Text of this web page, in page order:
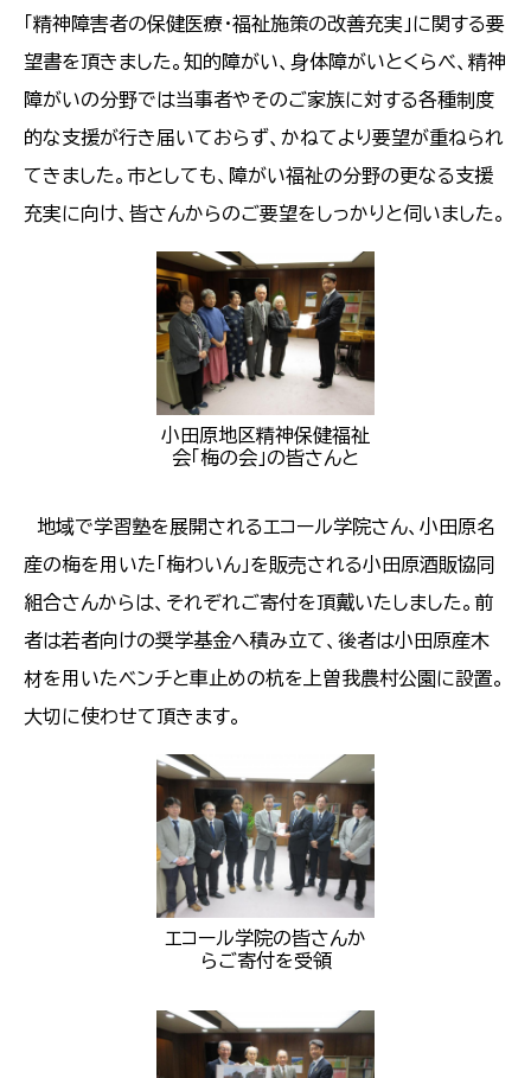
「精神障害者の保健医療・福祉施策の改善充実」に関する要
望書を頂きました。知的障がい、身体障がいとくらべ、精神
障がいの分野では当事者やそのご家族に対する各種制度
的な支援が行き届いておらず、かねてより要望が重ねられ
てきました。市としても、障がい福祉の分野の更なる支援
充実に向け、皆さんからのご要望をしっかりと伺いました。
小田原地区精神保健福祉
会「梅の会」の皆さんと
地域で学習塾を展開されるエコール学院さん、小田原名
産の梅を用いた「梅わいん」を販売される小田原酒販協同
組合さんからは、それぞれご寄付を頂戴いたしました。前
者は若者向けの奨学基金へ積み立て、後者は小田原産木
材を用いたベンチと車止めの杭を上曽我農村公園に設置。
大切に使わせて頂きます。
エコール学院の皆さんか
らご寄付を受領